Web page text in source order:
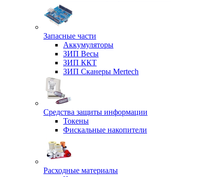
Запасные части
Аккумуляторы
ЗИП Весы
ЗИП ККТ
ЗИП Сканеры Mertech
Средства защиты информации
Токены
Фискальные накопители
Расходные материалы